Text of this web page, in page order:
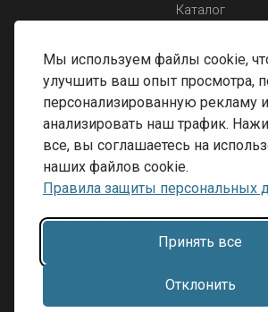
Мы используем файлы cookie,
улучшить ваш опыт просмотра,
персонализированную рекламу
анализировать наш трафик.
все, вы соглашаетесь на
наших файлов cookie.
Правила защиты персональных
Принять все
Отклонить
Каталог
Правила защиты
Доставка и оплата
Условия возврата
Разработка сайта: